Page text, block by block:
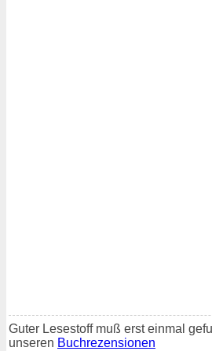
Guter Lesestoff muß erst einmal
unseren Buchrezensionen